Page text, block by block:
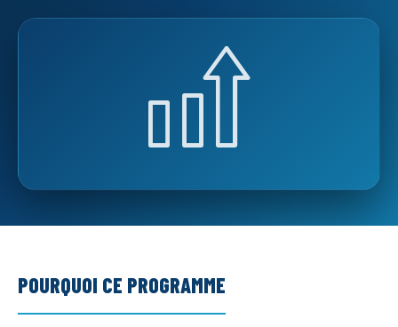
POURQUOI CE PROGRAMME